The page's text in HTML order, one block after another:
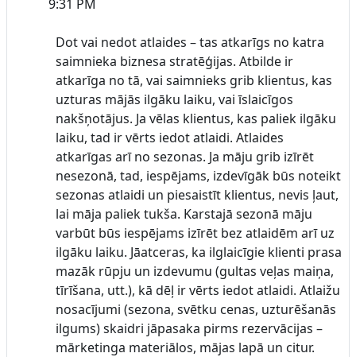
9:31 PM
Dot vai nedot atlaides – tas atkarīgs no katra
saimnieka biznesa stratēģijas. Atbilde ir
atkarīga no tā, vai saimnieks grib klientus, kas
uzturas mājās ilgāku laiku, vai īslaicīgos
nakšņotājus. Ja vēlas klientus, kas paliek ilgāku
laiku, tad ir vērts iedot atlaidi. Atlaides
atkarīgas arī no sezonas. Ja māju grib izīrēt
nesezonā, tad, iespējams, izdevīgāk būs noteikt
sezonas atlaidi un piesaistīt klientus, nevis ļaut,
lai māja paliek tukša. Karstajā sezonā māju
varbūt būs iespējams izīrēt bez atlaidēm arī uz
ilgāku laiku. Jāatceras, ka ilglaicīgie klienti prasa
mazāk rūpju un izdevumu (gultas veļas maiņa,
tīrīšana, utt.), kā dēļ ir vērts iedot atlaidi. Atlaižu
nosacījumi (sezona, svētku cenas, uzturēšanās
ilgums) skaidri jāpasaka pirms rezervācijas –
mārketinga materiālos, mājas lapā un citur.